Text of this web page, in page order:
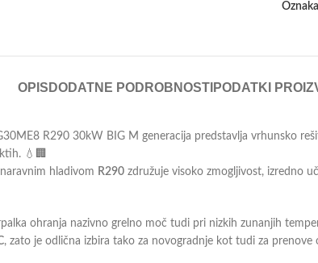
OPIS DODATNE PODROBNOSTI PODATKI
R290 30kW BIG M generacija predstavlja vrhunsko
💧🏢
hladivom R290 združuje visoko zmogljivost, izredno
ohranja nazivno grelno moč tudi pri nizkih zunanjih
, zato je odlična izbira tako za novogradnje kot tudi za